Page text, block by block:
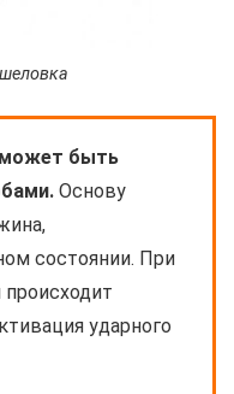
быть
Основу
состоянии. При
ударного